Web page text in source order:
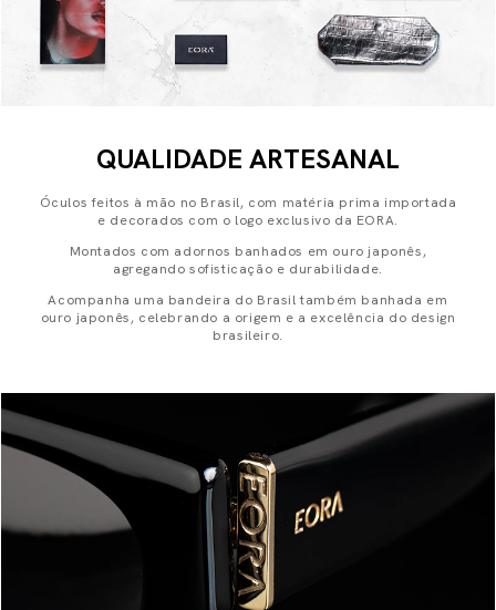
QUALIDADE ARTESANAL
Óculos feitos à mão no Brasil, com matéria prima importada
e decorados com o logo exclusivo da EORA.
Montados com adornos banhados em ouro japonês,
agregando sofisticação e durabilidade.
Acompanha uma bandeira do Brasil também banhada em
ouro japonês, celebrando a origem e a excelência do design
brasileiro.